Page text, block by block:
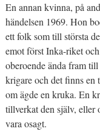
En annan kvinna, på
händelsen 1969. Hon
ett folk som till största
emot först Inka-riket
oberoende ända fram
krigare och det finns
om ägde en kruka. En
tillverkat den själv, eller
vara osagt.